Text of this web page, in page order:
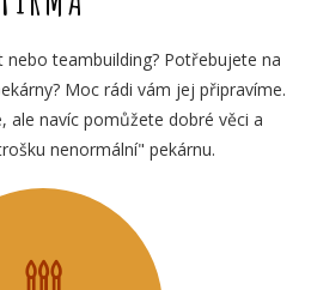
teambuilding? Potřebujete na
Moc rádi vám jej připravíme.
ale navíc pomůžete dobré věci a
nenormální" pekárnu.